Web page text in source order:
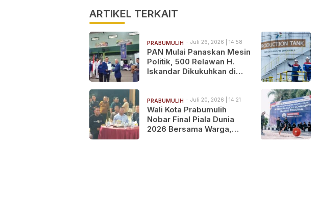
ARTIKEL TERKAIT
PRABUMULIH Juli 26, 2026 | 14:58
PAN Mulai Panaskan Mesin
Politik, 500 Relawan H.
Iskandar Dikukuhkan di
PRABUMULIH Juli 20, 2026 | 14:21
Wali Kota Prabumulih
Nobar Final Piala Dunia
2026 Bersama Warga,